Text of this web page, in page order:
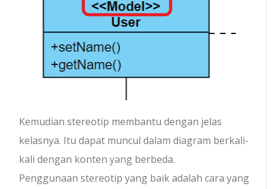
Kemudian stereotip membantu dengan jelas
kelasnya. Itu dapat muncul dalam diagram berkali-
kali dengan konten yang berbeda.
Penggunaan stereotip yang baik adalah cara yang